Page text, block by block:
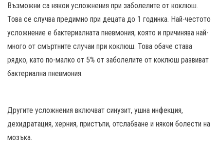
Възможни са някои усложнения при заболелите от коклюш.
Това се случва предимно при децата до 1 годинка. Най-честото
усложнение е бактериалната пневмония, която и причинява най-
много от смъртните случаи при коклюш. Това обаче става
рядко, като по-малко от 5% от заболелите от коклюш развиват
бактериална пневмония.
Другите усложнения включват синузит, ушна инфекция,
дехидратация, херния, пристъпи, отслабване и някои болести на
мозъка.